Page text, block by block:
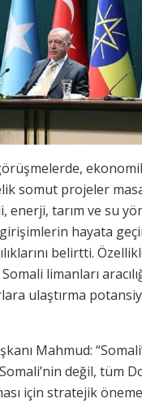
somut projeler
enerji, tarım ve su
hayata
belirtti.
limanları
ulaştırma
Mahmud:
Somali’nin değil, tüm
için stratejik